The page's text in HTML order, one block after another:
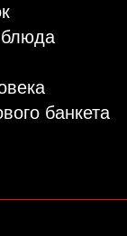
блюда
банкета